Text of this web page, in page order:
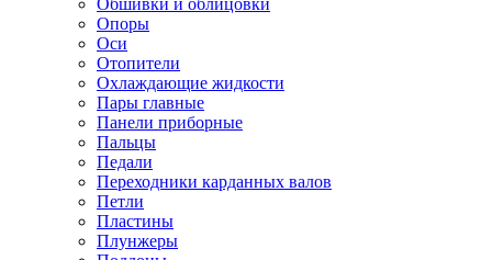
Обшивки и облицовки
Опоры
Оси
Отопители
Охлаждающие жидкости
Пары главные
Панели приборные
Пальцы
Педали
Переходники карданных валов
Петли
Пластины
Плунжеры